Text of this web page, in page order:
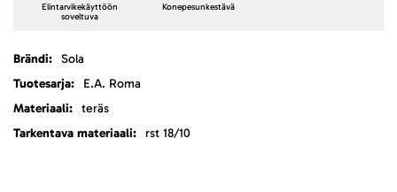
Elintarvikekäyttöön
soveltuva
Konepesunkestävä
LisätietojaSola
E.A. Roma
teräs
rst 18/10